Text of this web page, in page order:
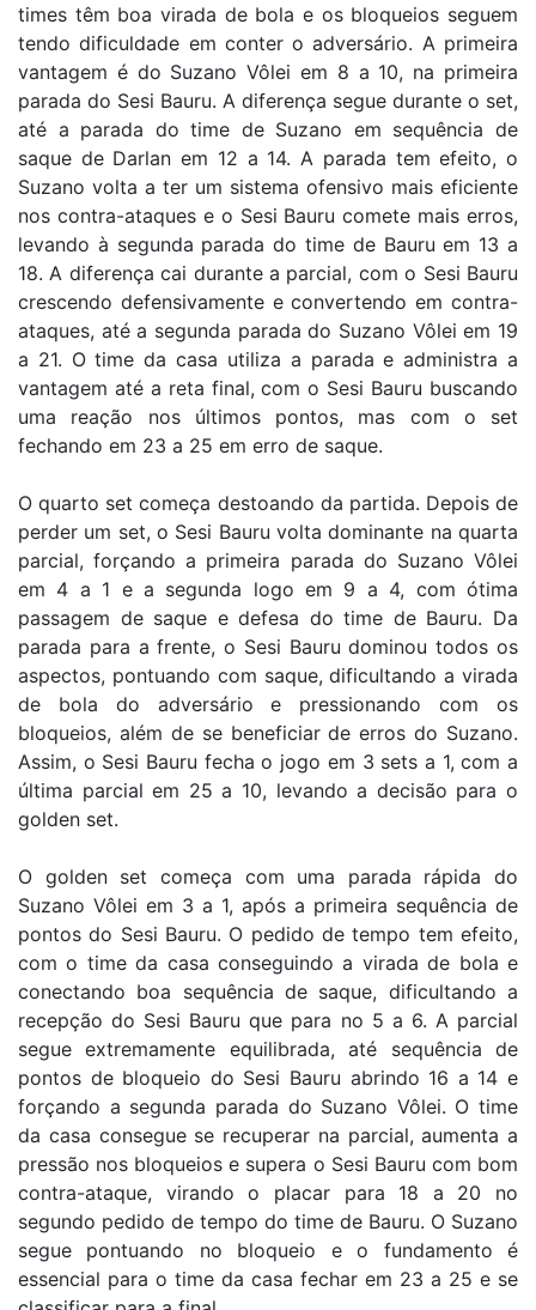
times têm boa virada de bola e os bloqueios seguem
tendo dificuldade em conter o adversário. A primeira
vantagem é do Suzano Vôlei em 8 a 10, na primeira
parada do Sesi Bauru. A diferença segue durante o set,
até a parada do time de Suzano em sequência de
saque de Darlan em 12 a 14. A parada tem efeito, o
Suzano volta a ter um sistema ofensivo mais eficiente
nos contra-ataques e o Sesi Bauru comete mais erros,
levando à segunda parada do time de Bauru em 13 a
18. A diferença cai durante a parcial, com o Sesi Bauru
crescendo defensivamente e convertendo em contra-
ataques, até a segunda parada do Suzano Vôlei em 19
a 21. O time da casa utiliza a parada e administra a
vantagem até a reta final, com o Sesi Bauru buscando
uma reação nos últimos pontos, mas com o set
fechando em 23 a 25 em erro de saque.
O quarto set começa destoando da partida. Depois de
perder um set, o Sesi Bauru volta dominante na quarta
parcial, forçando a primeira parada do Suzano Vôlei
em 4 a 1 e a segunda logo em 9 a 4, com ótima
passagem de saque e defesa do time de Bauru. Da
parada para a frente, o Sesi Bauru dominou todos os
aspectos, pontuando com saque, dificultando a virada
de bola do adversário e pressionando com os
bloqueios, além de se beneficiar de erros do Suzano.
Assim, o Sesi Bauru fecha o jogo em 3 sets a 1, com a
última parcial em 25 a 10, levando a decisão para o
golden set.
O golden set começa com uma parada rápida do
Suzano Vôlei em 3 a 1, após a primeira sequência de
pontos do Sesi Bauru. O pedido de tempo tem efeito,
com o time da casa conseguindo a virada de bola e
conectando boa sequência de saque, dificultando a
recepção do Sesi Bauru que para no 5 a 6. A parcial
segue extremamente equilibrada, até sequência de
pontos de bloqueio do Sesi Bauru abrindo 16 a 14 e
forçando a segunda parada do Suzano Vôlei. O time
da casa consegue se recuperar na parcial, aumenta a
pressão nos bloqueios e supera o Sesi Bauru com bom
contra-ataque, virando o placar para 18 a 20 no
segundo pedido de tempo do time de Bauru. O Suzano
segue pontuando no bloqueio e o fundamento é
essencial para o time da casa fechar em 23 a 25 e se